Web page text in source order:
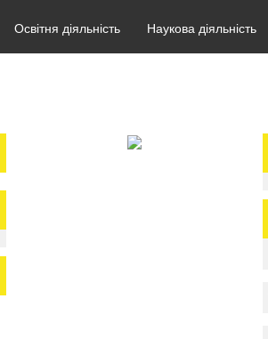
Освітня діяльність Наукова діяльність